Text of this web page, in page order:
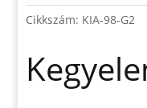
mennyiség
Cikkszám: KIA-98-G2